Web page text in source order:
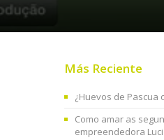
Más Reciente
¿Huevos de Pascua
Como amar as
empreendedora